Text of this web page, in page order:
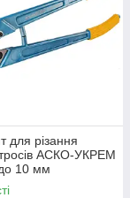
для різання
АСКО-УКРЕМ
10 мм